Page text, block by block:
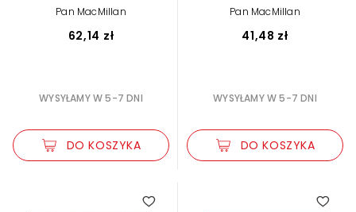
Pan MacMillan
62,14 zł
WYSYŁAMY W 5-7 DNI
DO KOSZYKA
Pan MacMillan
41,48 zł
WYSYŁAMY W 5-7 DNI
DO KOSZYKA